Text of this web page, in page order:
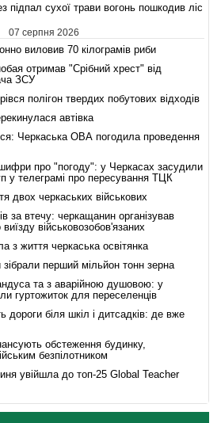
підпал сухої трави вогонь пошкодив ліс
07 серпня 2026
виловив 70 кілограмів риби
отримав "Срібний хрест" від
ЗСУ
полігон твердих побутових відходів
автівка
Черкаська ОВА погодила проведення
про "погоду": у Черкасах засудили
у телеграмі про пересування ТЦК
двох черкаських військових
за втечу: черкащанин організував
військовозобов'язаних
з життя черкаська освітянка
перший мільйон тонн зерна
та з аварійною душовою: у
гуртожиток для переселенців
дороги біля шкіл і дитсадків: де вже
обстеження будинку,
безпілотником
увійшла до топ-25 Global Teacher